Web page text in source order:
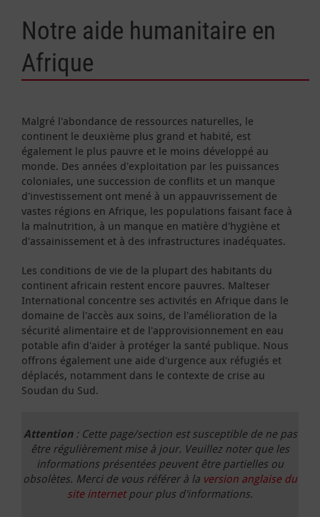
Notre aide humanitaire en
Afrique
Malgré l'abondance de ressources naturelles, le
continent le deuxième plus grand et habité, est
également le plus pauvre et le moins développé au
monde. Des années d'exploitation par les puissances
coloniales, une succession de conflits et un manque
d'investissement ont mené à un appauvrissement de
vastes régions en Afrique, les populations faisant face à
la malnutrition, à un manque en matière d'hygiène et
d'assainissement et à des infrastructures inadéquates.
Les conditions de vie de la plupart des habitants du
continent africain restent encore pauvres. Malteser
International concentre ses activités en Afrique dans le
domaine de l'accès aux soins, de l'amélioration de la
sécurité alimentaire et de l'approvisionnement en eau
potable afin d'aider à protéger la santé publique. Nous
offrons également une aide d'urgence aux réfugiés et
déplacés, notamment dans le contexte de crise au
Soudan du Sud.
Attention : Cette page/section est susceptible de ne pas
être régulièrement mise à jour. Veuillez noter que les
informations présentées peuvent être partielles ou
obsolètes. Merci de vous référer à la version anglaise du
site internetpour plus d'informations.